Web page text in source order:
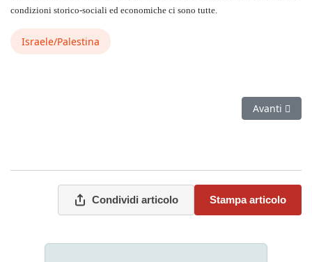
condizioni storico-sociali ed economiche ci sono tutte.
Israele/Palestina
Articolo
Avanti
Condividi articolo Stampa articolo